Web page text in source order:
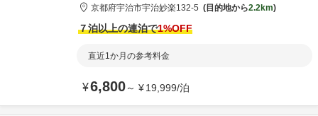
京都府宇治市宇治妙楽132-5 目的地から2.2km
７泊以上の連泊で1%OFF
直近1か月の参考料金
¥6,800～ ¥19,999/泊